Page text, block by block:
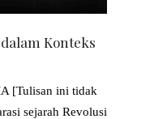
Konteks
[Tulisan ini tidak
sejarah Revolusi